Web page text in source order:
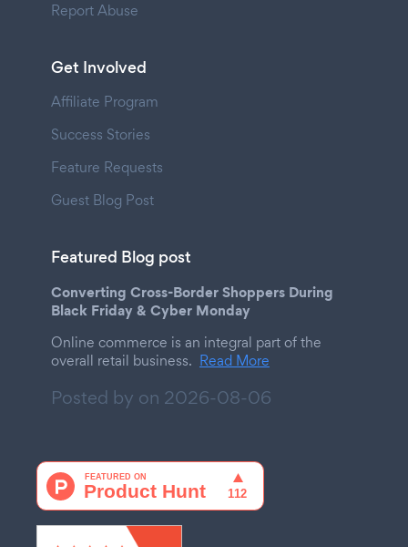
Report Abuse
Get Involved
Affiliate Program
Success Stories
Feature Requests
Guest Blog Post
Featured Blog post
Converting Cross-Border Shoppers During
Black Friday & Cyber Monday
Online commerce is an integral part of the
overall retail business. Read More
Posted by on 2026-08-06